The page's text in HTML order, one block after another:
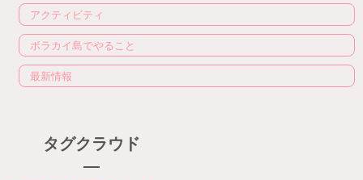
アクティビティ
ボラカイ島でやること
最新情報
タグクラウド